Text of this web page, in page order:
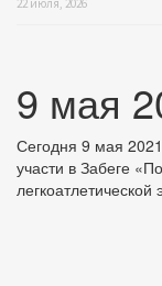
22 июля, 2026
9 мая
Сегодня 9 мая
участи в Забеге
легкоатлетической